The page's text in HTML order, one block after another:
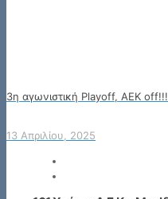
3η αγωνιστική Playoff, AEK
13 Απριλίου, 2025